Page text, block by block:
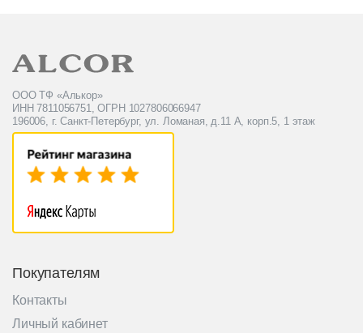
ООО ТФ «Алькор»
ИНН 7811056751, ОГРН 1027806066947
196006, г. Санкт-Петербург, ул. Ломаная, д.11 А, корп.5, 1 этаж
Покупателям
Контакты
Личный кабинет